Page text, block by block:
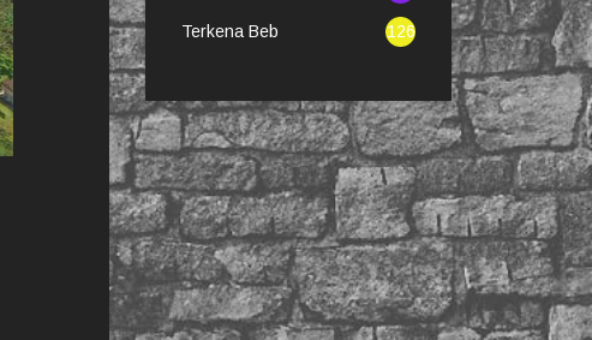
Terkena Beb 126